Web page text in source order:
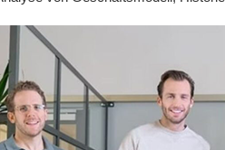
Tao Climate besteht darin, die
von Hanfbeton-Gebäuden zu
sind wir fest entschlossen, die
Gary Byrnes
, CEO von Tao
eine ideale Synergie von